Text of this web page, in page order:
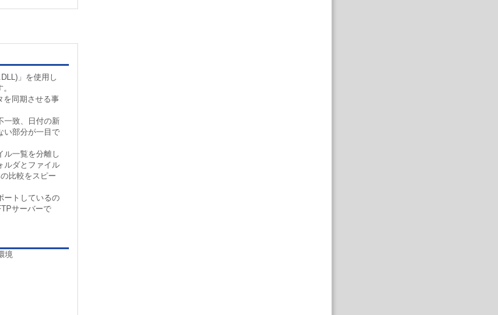
」を使用し
を同期させる事
一致、日付の新
い部分が一目で
ル一覧を分離し
ルダとファイル
比較をスピー
ートしているの
サーバーで
境